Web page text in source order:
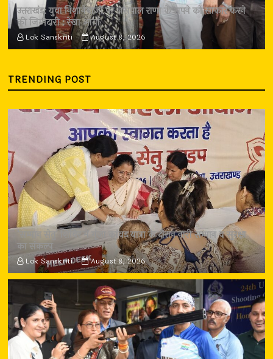
उत्तराखंड: युवा निशानेबाजों पर जसपाल राणा के सपने को साकार करने
की जिम्मेदारी : रेखा आर्या
Lok Sanskriti August 8, 2026
TRENDING POST
‘सम्मान सेतु’ शिविर में गूंजा कांवड़ यात्रा के दौरान नारी सम्मान व सुरक्षा
का संकल्प
Lok Sanskriti August 8, 2026